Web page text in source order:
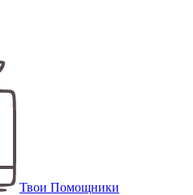
Твои Помощники